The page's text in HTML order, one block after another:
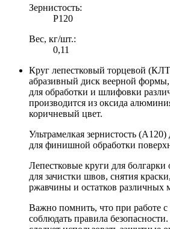
Зернистость:
Р120
Вес, кг/шт.:
0,11
Круг лепестковый торцевой
абразивный диск веерной формы,
для обработки и шлифовки
производится из оксида
коричневый цвет.
Ультрамелкая зернистость
для финишной обработки
Лепестковые круги для
для зачистки швов, снятия
ржавчины и остатков различных
Важно помнить, что при работе
соблюдать правила